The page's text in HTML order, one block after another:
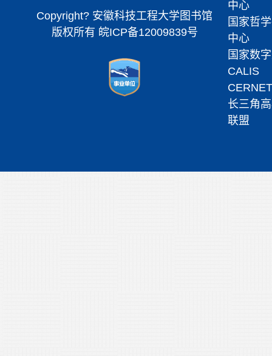
Copyright? 安徽科技工程大学图书馆
版权所有 皖ICP备12009839号
中心
国家哲
中心
国家数
CALIS
CERNET
长三角
联盟